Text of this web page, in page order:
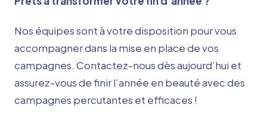
Nos équipes sont à votre disposition pour vous
accompagner dans la mise en place de vos
campagnes. Contactez-nous dès aujourd’hui et
assurez-vous de finir l’année en beauté avec des
campagnes percutantes et efficaces !